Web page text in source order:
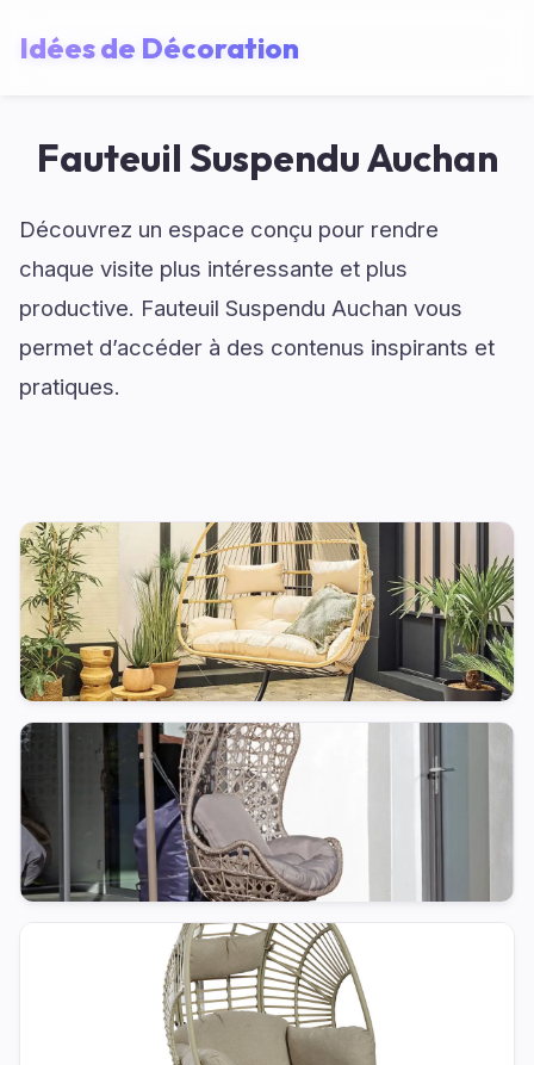
Idées de Décoration
Fauteuil Suspendu Auchan
Découvrez un espace conçu pour rendre
chaque visite plus intéressante et plus
productive. Fauteuil Suspendu Auchan vous
permet d’accéder à des contenus inspirants et
pratiques.